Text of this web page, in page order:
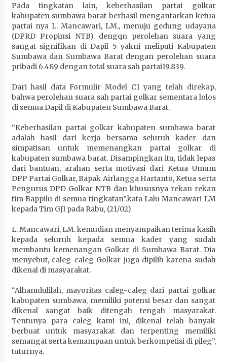
1 bulan ago
Bupati Sumbawa Lepas 487 Atlet dari Berbagai
Cabor yang Akan Berjuang pada PORPROV XII
NTB 2026
1 bulan ago
BAZNAS Kabupaten Sumbawa Salurkan Bantuan
Program 100 Mustahik Per Desa di Desa Teluk
Santong
Dosen UTS Siap Kembangkan Inovasi Lewat
Pelatihan PDPP 2026 Bali
1 bulan ago
Terapkan “Polantas Menyapa”, Satlantas Polres
Sumbawa Berupaya Wujudkan Pelayanan
Kepolisian yang Profesional
Capaian Program Pemerintah Kabupaten
Sumbawa Terus Dirasakan Masyarakat
1 bulan ago
Pada tingkatan lain, keberhasilan partai golkar
kabupaten sumbawa barat berhasil mengantarkan ketua
partai nya L. Mancawari, LM., menuju gedung udayana
(DPRD Propinsi NTB) dengqn perolehan suara yang
sangat signifikan di Dapil 5 yakni meliputi Kabupaten
Sumbawa dan Sumbawa Barat dengan perolehan suara
pribadi 6.489 dengan total suara sah partai19.839.
Dari hasil data Formulir Model C1 yang telah direkap,
bahwa perolehan suara sah partai golkar sementara lolos
di semua Dapil di Kabupaten Sumbawa Barat.
“Keberhasilan partai golkar kabupaten sumbawa barat
adalah hasil dari kerja bersama seluruh kader dan
simpatisan untuk memenangkan partai golkar di
kabupaten sumbawa barat. Disampingkan itu, tidak lepas
dari bantuan, arahan serta motivasi dari Ketua Umum
DPP Partai Golkar, Bapak Airlangga Hartanto, Ketua serta
Pengurus DPD Golkar NTB dan khususnya rekan rekan
tim Bappilu di semua tingkatan”.kata Lalu Mancawari LM
kepada Tim GJI pada Rabu, (21/02)
L. Mancawari, LM. kemudian menyampaikan terima kasih
kepada seluruh kepada semua kader yang sudah
membantu kemenangan Golkar di Sumbawa Barat. Dia
menyebut, caleg-caleg Golkar juga dipilih karena sudah
dikenal di masyarakat.
“Alhamdulilah, mayoritas caleg-caleg dari partai golkar
kabupaten sumbawa, memiliki potensi besar dan sangat
dikenal sangat baik ditengah tengah masyarakat.
Tentunya para caleg kami ini, dikenal telah banyak
berbuat untuk masyarakat dan terpenting memiliki
semangat serta kemampuan untuk berkompetisi di pileg”,
tuturnya.